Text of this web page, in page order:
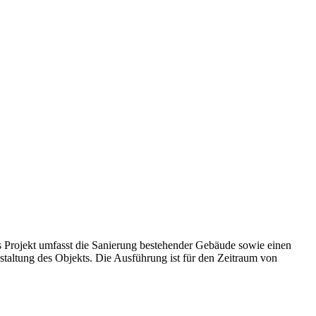
umfasst die Sanierung bestehender Gebäude sowie einen
des Objekts. Die Ausführung ist für den Zeitraum von